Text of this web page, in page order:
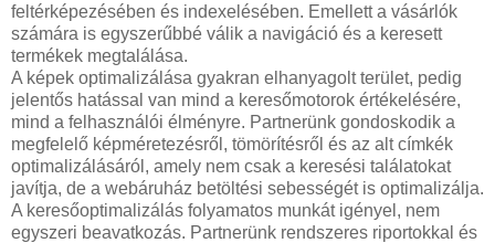
feltérképezésében és indexelésében. Emellett a vásárlók
számára is egyszerűbbé válik a navigáció és a keresett
termékek megtalálása.
A képek optimalizálása gyakran elhanyagolt terület, pedig
jelentős hatással van mind a keresőmotorok értékelésére,
mind a felhasználói élményre. Partnerünk gondoskodik a
megfelelő képméretezésről, tömörítésről és az alt címkék
optimalizálásáról, amely nem csak a keresési találatokat
javítja, de a webáruház betöltési sebességét is optimalizálja.
A keresőoptimalizálás folyamatos munkát igényel, nem
egyszeri beavatkozás. Partnerünk rendszeres riportokkal és